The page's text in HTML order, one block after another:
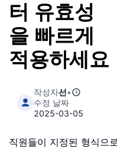
터 유효성
을 빠르게
적용하세요
작성자선•
수정 날짜
2025-03-05
직원들이 지정된 형식으